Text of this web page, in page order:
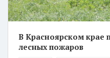
В Красноярском крае
лесных пожаров